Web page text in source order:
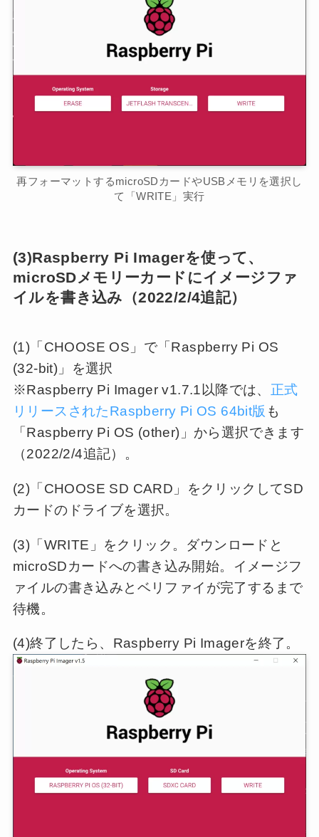
再フォーマットするmicroSDカードやUSBメモリを選択し
て「WRITE」実行
(3)Raspberry Pi Imagerを使って、
microSDメモリーカードにイメージファ
イルを書き込み （2022/2/4追記）
(1)「CHOOSE OS」で「Raspberry Pi OS
(32-bit)」を選択
※Raspberry Pi Imager v1.7.1以降では、 正式
リリースされたRaspberry Pi OS 64bit版 も
「Raspberry Pi OS (other)」から選択できます
（2022/2/4追記）。
(2)「CHOOSE SD CARD」をクリックしてSD
カードのドライブを選択。
(3)「WRITE」をクリック。ダウンロードと
microSDカードへの書き込み開始。イメージフ
ァイルの書き込みとベリファイが完了するまで
待機。
(4)終了したら、Raspberry Pi Imagerを終了。